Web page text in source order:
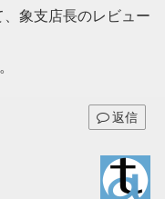
象支店長のレビュー
返信